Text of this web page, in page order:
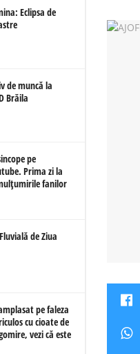
Eclipsa de
de muncă la
Brăila
pe
Prima zi la
fanilor
de Ziua
pe faleza
cu cioate de
vezi că este